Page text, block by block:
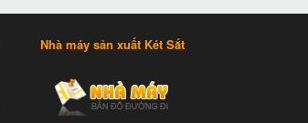
Nhà máy sản xuất Két Sắt